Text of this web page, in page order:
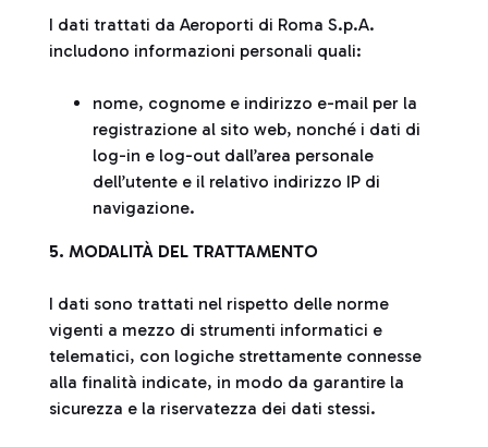
I dati trattati da Aeroporti di Roma S.p.A.
includono informazioni personali quali:
nome, cognome e indirizzo e-mail per la
registrazione al sito web, nonché i dati di
log-in e log-out dall’area personale
dell’utente e il relativo indirizzo IP di
navigazione.
5. MODALITÀ DEL TRATTAMENTO
I dati sono trattati nel rispetto delle norme
vigenti a mezzo di strumenti informatici e
telematici, con logiche strettamente connesse
alla finalità indicate, in modo da garantire la
sicurezza e la riservatezza dei dati stessi.